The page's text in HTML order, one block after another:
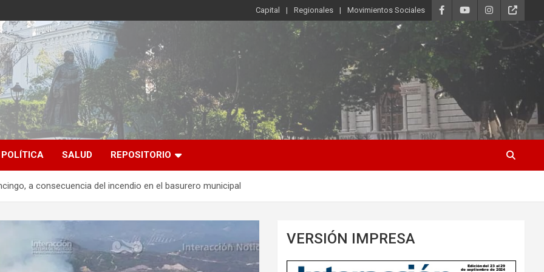
Capital Regionales Movimientos Sociales
POLÍTICA SALUD REPOSITORIO
a consecuencia del incendio en el basurero municipal
VERSIÓN IMPRESA